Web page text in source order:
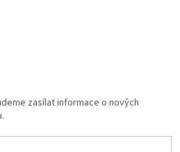
zasílat informace o nových